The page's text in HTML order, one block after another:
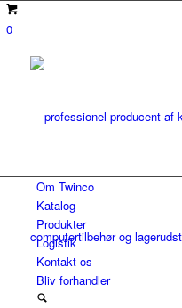
0
Om Twinco
Katalog
Produkter
Logistik
Kontakt os
Bliv forhandler